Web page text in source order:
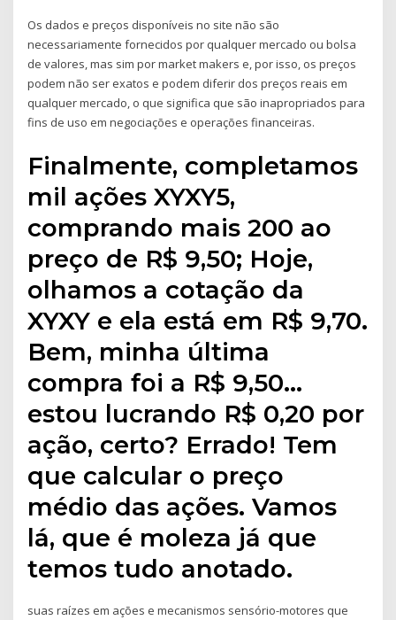
Os dados e preços disponíveis no site não são
necessariamente fornecidos por qualquer mercado ou bolsa
de valores, mas sim por market makers e, por isso, os preços
podem não ser exatos e podem diferir dos preços reais em
qualquer mercado, o que significa que são inapropriados para
fins de uso em negociações e operações financeiras.
Finalmente, completamos
mil ações XYXY5,
comprando mais 200 ao
preço de R$ 9,50; Hoje,
olhamos a cotação da
XYXY e ela está em R$ 9,70.
Bem, minha última
compra foi a R$ 9,50…
estou lucrando R$ 0,20 por
ação, certo? Errado! Tem
que calcular o preço
médio das ações. Vamos
lá, que é moleza já que
temos tudo anotado.
suas raízes em ações e mecanismos sensório-motores que